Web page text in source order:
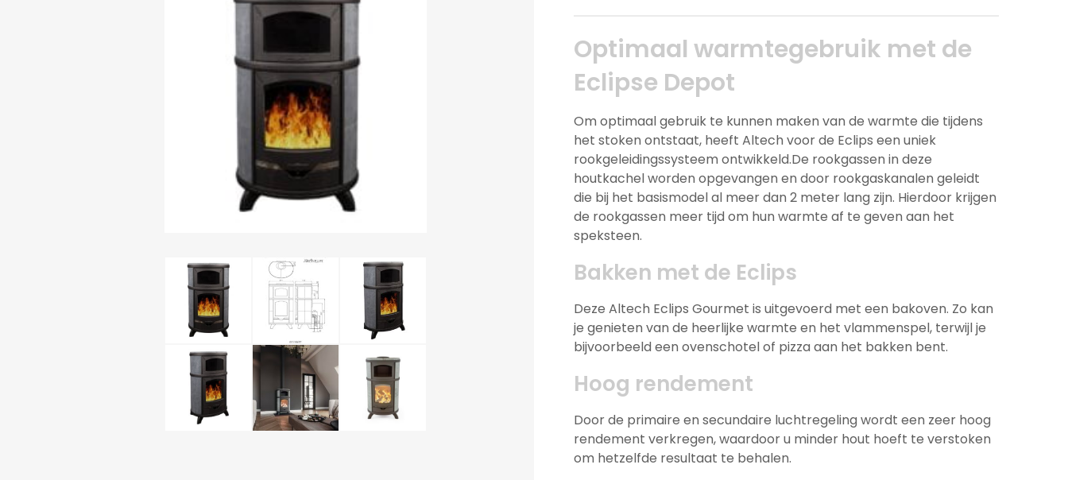
Optimaal warmtegebruik met de
Eclipse Depot
Om optimaal gebruik te kunnen maken van de warmte die tijdens
het stoken ontstaat, heeft Altech voor de Eclips een uniek
rookgeleidingssysteem ontwikkeld.De rookgassen in deze
houtkachel worden opgevangen en door rookgaskanalen geleidt
die bij het basismodel al meer dan 2 meter lang zijn. Hierdoor krijgen
de rookgassen meer tijd om hun warmte af te geven aan het
speksteen.
Bakken met de Eclips
Deze Altech Eclips Gourmet is uitgevoerd met een bakoven. Zo kan
je genieten van de heerlijke warmte en het vlammenspel, terwijl je
bijvoorbeeld een ovenschotel of pizza aan het bakken bent.
Hoog rendement
Door de primaire en secundaire luchtregeling wordt een zeer hoog
rendement verkregen, waardoor u minder hout hoeft te verstoken
om hetzelfde resultaat te behalen.